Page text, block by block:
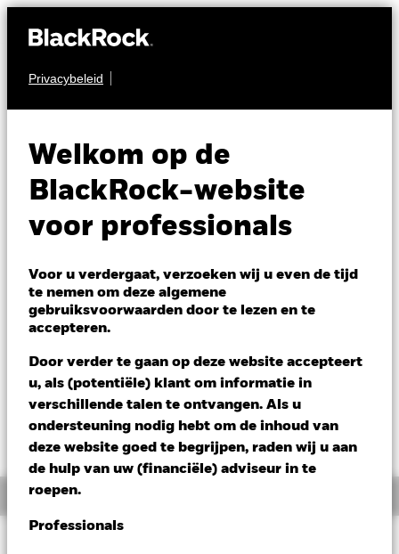
Privacybeleid
Welkom op de
BlackRock-website
voor professionals
Voor u verdergaat, verzoeken wij u even de tijd
te nemen om deze algemene
gebruiksvoorwaarden door te lezen en te
accepteren.
Door verder te gaan op deze website accepteert
u, als (potentiële) klant om informatie in
verschillende talen te ontvangen. Als u
ondersteuning nodig hebt om de inhoud van
deze website goed te begrijpen, raden wij u aan
de hulp van uw (financiële) adviseur in te
roepen.
Professionals
OBLIGATIES
Income Fund
NAV per 06/aug/2026
NZD 9,92
Verandering NAV 1 dag per 06/aug/2026
NZD 0,01 (0,10%)
Overzicht